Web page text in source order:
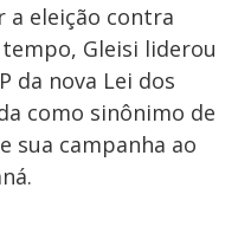
a eleição contra
Gleisi liderou
da nova Lei dos
como sinônimo de
sua campanha ao